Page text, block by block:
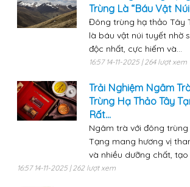
Trùng Là “Báu Vật Núi
Đông trùng hạ thảo Tây
là báu vật núi tuyết nhờ
độc nhất, cực hiếm và...
16:57 14-11-2025 | 264 lượt xem
Trải Nghiệm Ngâm
Trùng Hạ Thảo Tây
Rất...
Ngâm trà với đông
Tạng mang hương vị
và nhiều dưỡng chất, tạo
16:57 14-11-2025 | 262 lượt xem